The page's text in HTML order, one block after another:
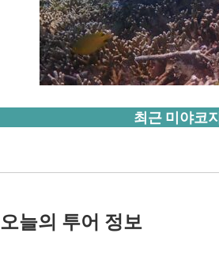
최근 미야코
오늘의 투어 정보